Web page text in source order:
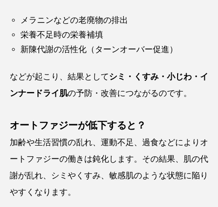
メラニンなどの老廃物の排出
栄養不足時の栄養補填
新陳代謝の活性化（ターンオーバー促進）
などが起こり、結果としてシミ・くすみ・小じわ・イ
ンナードライ肌の予防・改善につながるのです。
オートファジーが低下すると？
加齢や生活習慣の乱れ、運動不足、過食などによりオ
ートファジーの働きは鈍化します。その結果、肌の代
謝が乱れ、シミやくすみ、敏感肌のような状態に陥り
やすくなります。